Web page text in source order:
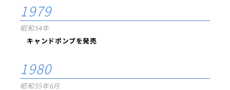
1979
昭和54年
キャンドポンプを発売
1980
昭和55年6月